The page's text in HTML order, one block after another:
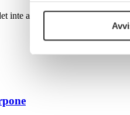
eller äldre. Genom
Vi använder
sociala medier och
inte att misslyckas med fisken.